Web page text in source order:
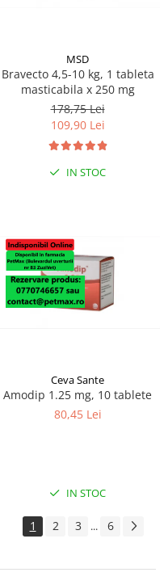
MSD
Bravecto 4,5-10 kg, 1 tableta
masticabila x 250 mg
178,75 Lei
109,90 Lei
IN STOC
Ceva Sante
Amodip 1.25 mg, 10 tablete
80,45 Lei
IN STOC
1 2 3 ... 6